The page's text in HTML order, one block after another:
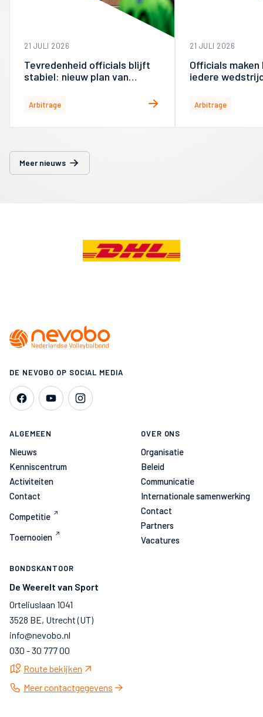
21 JULI 2026
Tevredenheid officials blijft
stabiel: nieuw plan van
Arbitrage
21 JULI 2026
Officials
iedere
Arbitrage
Meer nieuws
DE NEVOBO OP SOCIAL MEDIA
ALGEMEEN
Nieuws
Kenniscentrum
Activiteiten
Contact
Competitie
Toernooien
OVER ONS
Organisatie
Beleid
Communicatie
Internationale samenwerking
Contact
Partners
Vacatures
BONDSKANTOOR
De Weerelt van Sport
Orteliuslaan 1041
3528 BE, Utrecht (UT)
info@nevobo.nl
030 - 30 777 00
Route bekijken
Meer contactgegevens